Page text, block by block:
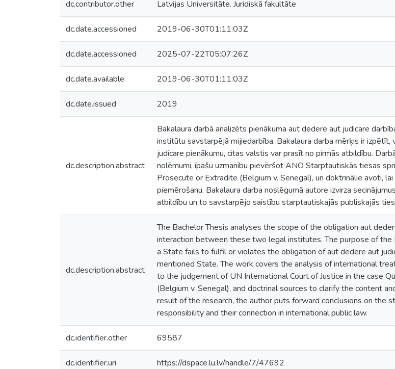
dc.contributor.other Latvijas Universitāte. Juridiskā fakultāte
dc.date.accessioned 2019-06-30T01:11:03Z
dc.date.accessioned 2025-07-22T05:07:26Z
dc.date.available 2019-06-30T01:11:03Z
dc.date.issued 2019
dc.description.abstract
Bakalaura darbā analizēts pienākuma aut dedere aut judicare
institūtu savstarpējā mijiedarbība. Bakalaura darba mērķis ir
judicare pienākumu, citas valstis var prasīt no pirmās atbildību.
nolēmumi, īpašu uzmanību pievēršot ANO Starptautiskās tiesas
Prosecute or Extradite (Belgium v. Senegal), un doktrinālie avoti,
piemērošanu. Bakalaura darba noslēgumā autore izvirza
atbildību un to savstarpējo saistību starptautiskajās publiskajās
dc.description.abstract
The Bachelor Thesis analyses the scope of the obligation aut
interaction between these two legal institutes. The purpose of
a State fails to fulfil or violates the obligation of aut dedere aut
mentioned State. The work covers the analysis of international
to the judgement of UN International Court of Justice in the case
(Belgium v. Senegal), and doctrinal sources to clarify the content
result of the research, the author puts forward conclusions on the
responsibility and their connection in international public law.
dc.identifier.other 69587
dc.identifier.uri https://dspace.lu.lv/handle/7/47692